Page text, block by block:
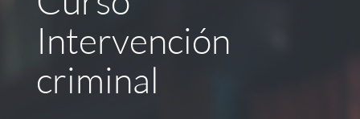
Intervención
criminal